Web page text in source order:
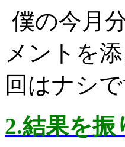
僕の今月
メントを
回はナシで
2.結果を